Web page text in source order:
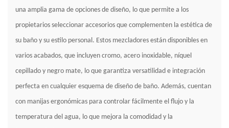
una amplia gama de opciones de diseño, lo que permite a los
propietarios seleccionar accesorios que complementen la estética de
su baño y su estilo personal. Estos mezcladores están disponibles en
varios acabados, que incluyen cromo, acero inoxidable, níquel
cepillado y negro mate, lo que garantiza versatilidad e integración
perfecta en cualquier esquema de diseño de baño. Además, cuentan
con manijas ergonómicas para controlar fácilmente el flujo y la
temperatura del agua, lo que mejora la comodidad y la